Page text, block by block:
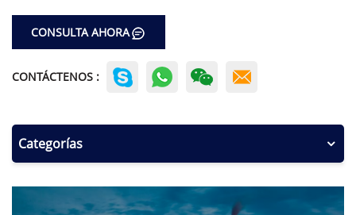
CONSULTA AHORA
CONTÁCTENOS :
Categorías